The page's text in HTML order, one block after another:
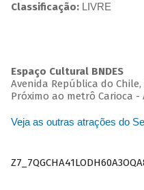
Classificação: LIVRE
Espaço Cultural BNDES
Avenida República do Chile,
Próximo ao metrô Carioca -
Veja as outras atrações do